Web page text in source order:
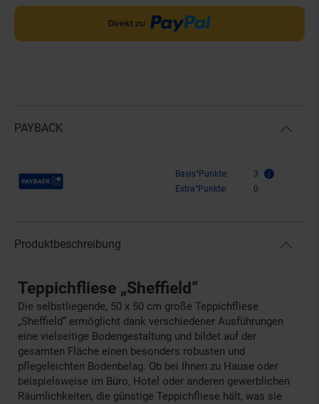
PAYBACK
Payback Punkte Basis°Punkte:
3
Extra°Punkte:
0
Produktbeschreibung
Teppichfliese „Sheffield“
Die selbstliegende, 50 x 50 cm große Teppichfliese
„Sheffield“ ermöglicht dank verschiedener Ausführungen
eine vielseitige Bodengestaltung und bildet auf der
gesamten Fläche einen besonders robusten und
pflegeleichten Bodenbelag. Ob bei Ihnen zu Hause oder
beispielsweise im Büro, Hotel oder anderen gewerblichen
Räumlichkeiten, die günstige Teppichfliese hält, was sie